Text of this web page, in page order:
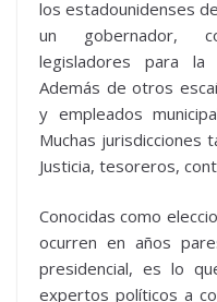
los estadounidenses
un gobernador,
legisladores para la
Además de otros
y empleados
Muchas jurisdicciones
Justicia, tesoreros,
Conocidas como
ocurren en años
presidencial, es lo
expertos políticos a